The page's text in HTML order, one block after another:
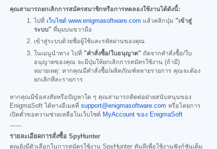
คุณสามารถยกเลิกการสมัครสมาชิกหรือการทดลองใช้งานได้ดังนี้:
ไปที่ เว็บไซต์ www.enigmasoftware.com แล้วคลิกปุ่ม "เข้าสู่
ระบบ" ที่มุมบนขวามือ
เข้าสู่ระบบด้วยชื่อผู้ใช้และรหัสผ่านของคุณ
ในเมนูนำทาง ไปที่ "คำสั่งซื้อ/ใบอนุญาต" ถัดจากคำสั่งซื้อ/ใบ
อนุญาตของคุณ จะมีปุ่มให้ยกเลิกการสมัครใช้งาน (ถ้ามี)
หมายเหตุ: หากคุณมีคำสั่งซื้อ/ผลิตภัณฑ์หลายรายการ คุณจะต้อง
ยกเลิกทีละรายการ
หากคุณมีข้อสงสัยหรือปัญหาใด ๆ คุณสามารถติดต่อฝ่ายสนับสนุนของ
EnigmaSoft ได้ทางอีเมลที่ support@enigmasoftware.com หรือโดยการ
เปิดตั๋วขอความช่วยเหลือในเว็บไซต์ MyAccount ของ EnigmaSoft
------
รายละเอียดการสั่งซื้อ SpyHunter
คุณยังมีตัวเลือกในการสมัครใช้งาน SpyHunter ทันทีเพื่อใช้งานฟังก์ชันเต็ม